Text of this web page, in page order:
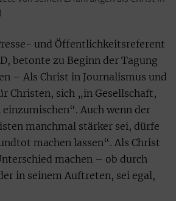
und Öffentlichkeitsreferent
betonte zu Beginn der Tagung
– Als Christ in Journalismus und
Christen, sich „in Gesellschaft,
Auch wenn der
manchmal stärker sei, dürfe
machen lassen“. Als Christ
machen – ob durch
in seinem Auftreten, sei egal,